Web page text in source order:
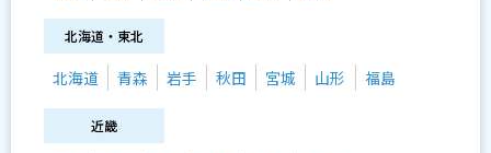
北海道・東北
北海道 青森 岩手 秋田 宮城 山形 福島
近畿